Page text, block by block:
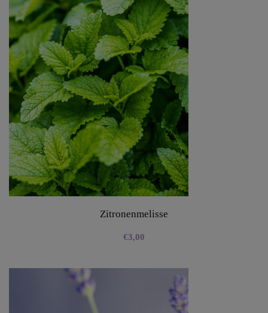
Zitronenmelisse
€3,00